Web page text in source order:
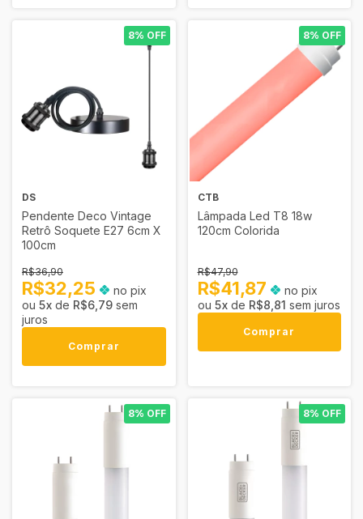
8% OFF
DS
Pendente Deco Vintage
Retrô Soquete E27 6cm X
100cm
R$36,90
R$32,25
no pix
5x de R$6,79 sem
juros
Comprar
8% OFF
CTB
Lâmpada Led T8 18w
120cm Colorida
R$47,90
R$41,87
no pix
5x de R$8,81 sem juros
Comprar
8% OFF 8% OFF